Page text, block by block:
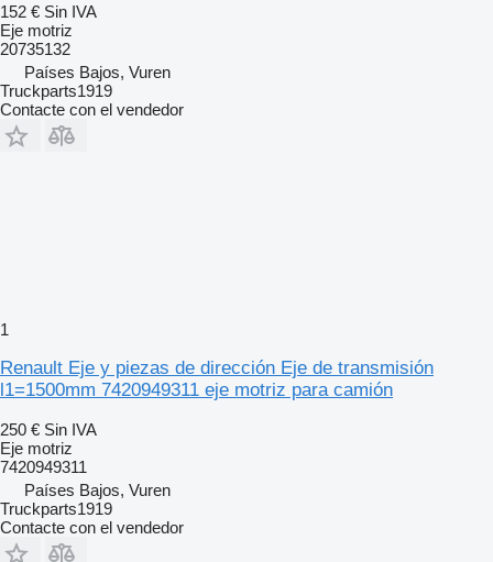
152 € Sin IVA
Eje motriz
20735132
Países Bajos, Vuren
Truckparts1919
Contacte con el vendedor
1
Renault Eje y piezas de dirección Eje de transmisión
l1=1500mm 7420949311 eje motriz para camión
250 € Sin IVA
Eje motriz
7420949311
Países Bajos, Vuren
Truckparts1919
Contacte con el vendedor